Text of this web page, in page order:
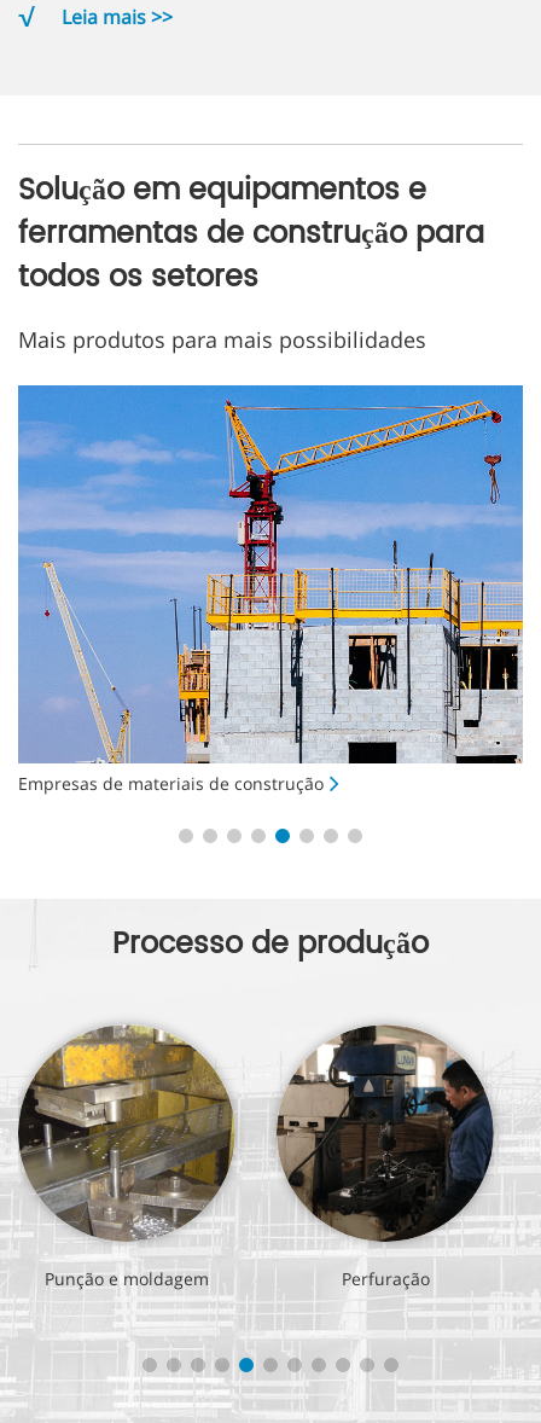
Leia mais >>
Solução em equipamentos e
ferramentas de construção para
todos os setores
Mais produtos para mais possibilidades
Empresas de materiais de construção
Processo de produção
Punção e moldagem Perfuração